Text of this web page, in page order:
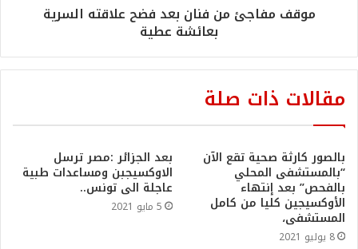
موقف مفاجئ من فنان بعد فضح علاقته السرية
بعائشة عطية
مقالات ذات صلة
بالصور كارثة صحية تقع الآن
“بالمستشفى المحلي
بالفحص” بعد إنتهاء
الأوكسيجين كليا من كامل
المستشفى،
8 يوليو 2021
بعد الجزائر :مصر ترسل
الاوكسيجبن ومساعدات طبية
عاجلة الى تونس..
5 مايو 2021